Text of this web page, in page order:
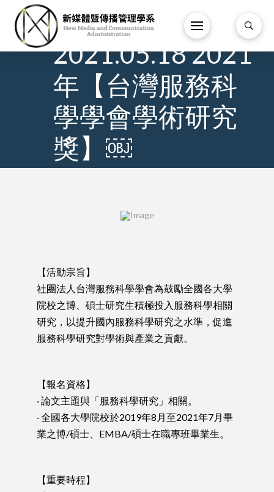
26 /
2 月 /
2021.05.18 2021
年【台灣服務科
學學會學術研究
獎】￼
【活動宗旨】
社團法人台灣服務科學學會為鼓勵全國各大學
院校之博、碩士研究生積極投入服務科學相關
研究，以提升國內服務科學研究之水準，促進
服務科學研究對學術與產業之貢獻。
【報名資格】
‧ 論文主題與「服務科學研究」相關。
‧ 全國各大學院校於2019年8月至2021年7月畢
業之博/碩士、EMBA/碩士在職專班畢業生。
【重要時程】